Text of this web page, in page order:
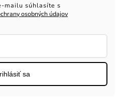
mailu súhlasíte s
osobných údajov
sa